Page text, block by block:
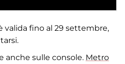
valida fino al 29 settembre,
anche sulle console. Metro